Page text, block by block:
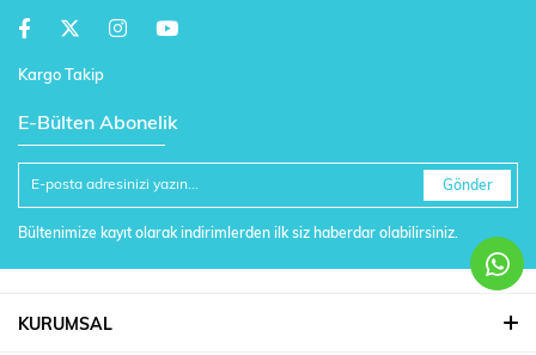
Kargo Takip
E-Bülten Abonelik
Gönder
Bültenimize kayıt olarak indirimlerden ilk siz haberdar olabilirsiniz.
KURUMSAL